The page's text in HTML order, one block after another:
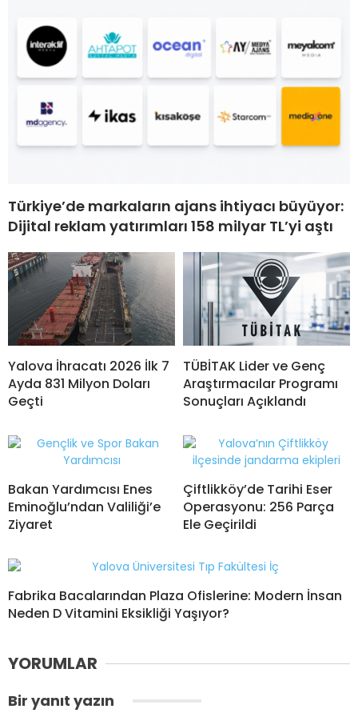
Türkiye’de markaların ajans ihtiyacı büyüyor:
Dijital reklam yatırımları 158 milyar TL’yi aştı
Yalova İhracatı 2026 İlk 7
Ayda 831 Milyon Doları
Geçti
TÜBİTAK Lider ve Genç
Araştırmacılar Programı
Sonuçları Açıklandı
Bakan Yardımcısı Enes
Eminoğlu’ndan Valiliği’e
Ziyaret
Çiftlikköy’de Tarihi Eser
Operasyonu: 256 Parça
Ele Geçirildi
Fabrika Bacalarından Plaza Ofislerine: Modern İnsan
Neden D Vitamini Eksikliği Yaşıyor?
YORUMLAR
Bir yanıt yazın